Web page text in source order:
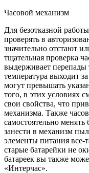
Часовой механизм
Для безотказной
проверять в
значительно отстают
тщательная проверка
выдерживает перепады
температура выходит
могут превышать
того, в этих условиях
свои свойства, что
механизма. Также
самостоятельно
занести в механизм
элементы питания все-
старые батарейки не
батареек вы также
«Интерчас».